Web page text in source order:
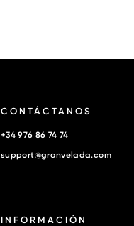
CONTÁCTANOS
+34 976 86 74 74
support@granvelada.com
INFORMACIÓN